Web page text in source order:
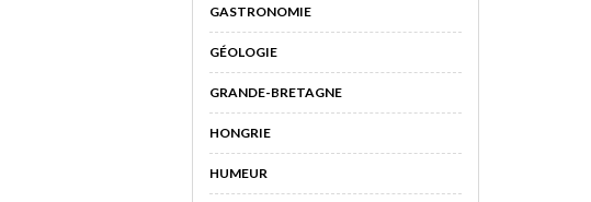
GASTRONOMIE
GÉOLOGIE
GRANDE-BRETAGNE
HONGRIE
HUMEUR